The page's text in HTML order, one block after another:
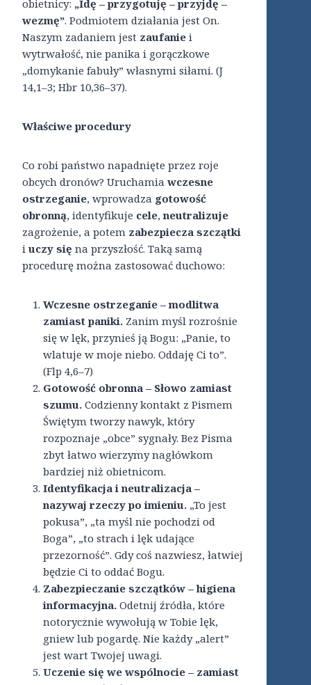
obietnicy: „Idę – przygotuję – przyjdę –
wezmę”. Podmiotem działania jest On.
Naszym zadaniem jest zaufanie i
wytrwałość, nie panika i gorączkowe
„domykanie fabuły” własnymi siłami. (J
14,1–3; Hbr 10,36–37).
Właściwe procedury
Co robi państwo napadnięte przez roje
obcych dronów? Uruchamia wczesne
ostrzeganie, wprowadza gotowość
obronną, identyfikuje cele,neutralizuje
zagrożenie, a potem zabezpiecza szczątki
i uczy się na przyszłość. Taką samą
procedurę można zastosować duchowo:
Wczesne ostrzeganie – modlitwa
zamiast paniki. Zanim myśl rozrośnie
się w lęk, przynieś ją Bogu: „Panie, to
wlatuje w moje niebo. Oddaję Ci to”.
(Flp 4,6–7)
Gotowość obronna – Słowo zamiast
szumu. Codzienny kontakt z Pismem
Świętym tworzy nawyk, który
rozpoznaje „obce” sygnały. Bez Pisma
zbyt łatwo wierzymy nagłówkom
bardziej niż obietnicom.
Identyfikacja i neutralizacja –
nazywaj rzeczy po imieniu. „To jest
pokusa”, „ta myśl nie pochodzi od
Boga”, „to strach i lęk udające
przezorność”. Gdy coś nazwiesz, łatwiej
będzie Ci to oddać Bogu.
Zabezpieczanie szczątków – higiena
informacyjna. Odetnij źródła, które
notorycznie wywołują w Tobie lęk,
gniew lub pogardę. Nie każdy „alert”
jest wart Twojej uwagi.
Uczenie się we wspólnocie – zamiast